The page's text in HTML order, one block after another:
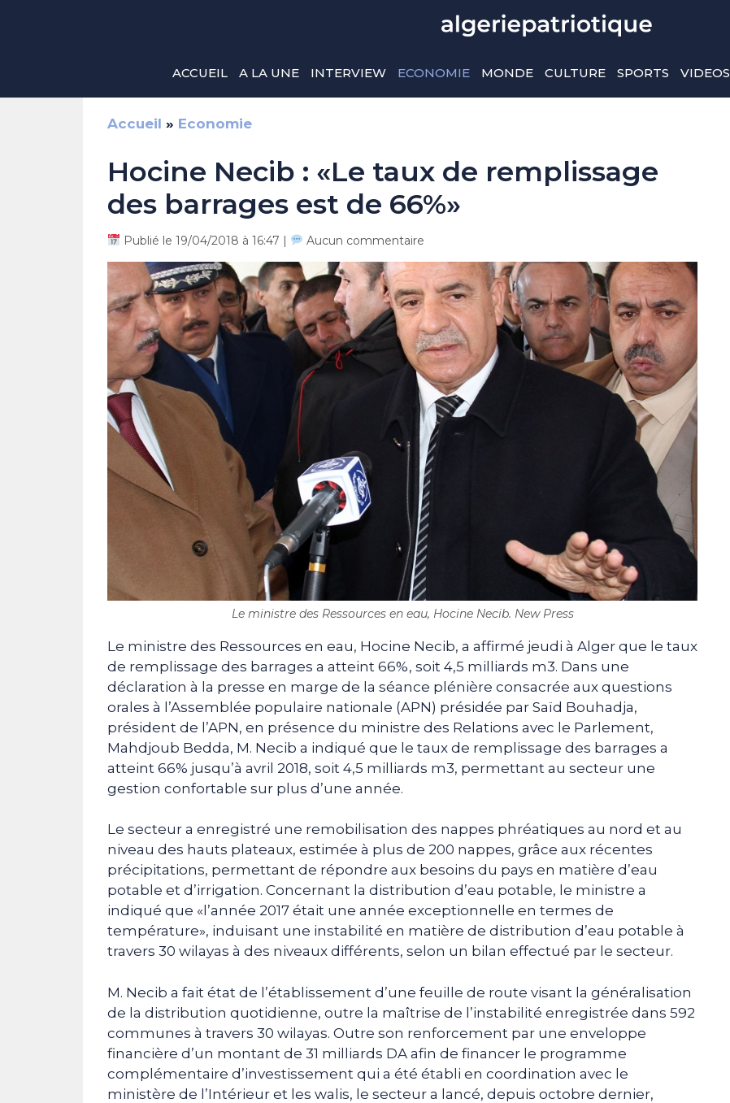
ACCUEIL A LA UNE INTERVIEW ECONOMIE MONDE CULTURE SPORTS VIDEOS
Accueil » Economie
Hocine Necib : «Le taux de remplissage
des barrages est de 66%»
Publié le 19/04/2018 à 16:47 | Aucun commentaire
Le ministre des Ressources en eau, Hocine Necib. New Press
Le ministre des Ressources en eau, Hocine Necib, a affirmé jeudi à Alger que le taux
de remplissage des barrages a atteint 66%, soit 4,5 milliards m3. Dans une
déclaration à la presse en marge de la séance plénière consacrée aux questions
orales à l’Assemblée populaire nationale (APN) présidée par Saïd Bouhadja,
président de l’APN, en présence du ministre des Relations avec le Parlement,
Mahdjoub Bedda, M. Necib a indiqué que le taux de remplissage des barrages a
atteint 66% jusqu’à avril 2018, soit 4,5 milliards m3, permettant au secteur une
gestion confortable sur plus d’une année.
Le secteur a enregistré une remobilisation des nappes phréatiques au nord et au
niveau des hauts plateaux, estimée à plus de 200 nappes, grâce aux récentes
précipitations, permettant de répondre aux besoins du pays en matière d’eau
potable et d’irrigation. Concernant la distribution d’eau potable, le ministre a
indiqué que «l’année 2017 était une année exceptionnelle en termes de
température», induisant une instabilité en matière de distribution d’eau potable à
travers 30 wilayas à des niveaux différents, selon un bilan effectué par le secteur.
M. Necib a fait état de l’établissement d’une feuille de route visant la généralisation
de la distribution quotidienne, outre la maîtrise de l’instabilité enregistrée dans 592
communes à travers 30 wilayas. Outre son renforcement par une enveloppe
financière d’un montant de 31 milliards DA afin de financer le programme
complémentaire d’investissement qui a été établi en coordination avec le
ministère de l’Intérieur et les walis, le secteur a lancé, depuis octobre dernier,